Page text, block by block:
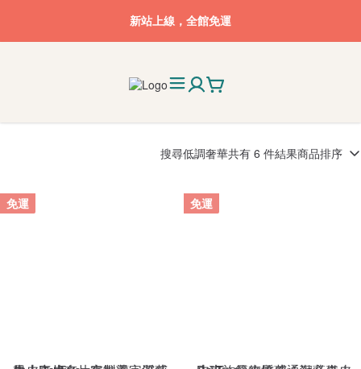
新站上線，全館免運
搜尋低調奢華共有 6 件結果商品排序
免運 免運